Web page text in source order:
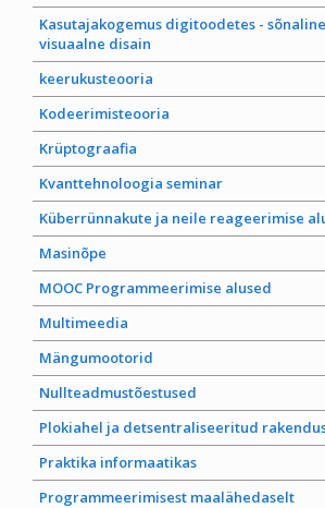
Kasutajakogemus digitoodetes -
visuaalne disain
keerukusteooria
Kodeerimisteooria
Krüptograafia
Kvanttehnoloogia seminar
Küberrünnakute ja neile reageerimise
Masinõpe
MOOC Programmeerimise alused
Multimeedia
Mängumootorid
Nullteadmustõestused
Plokiahel ja detsentraliseeritud
Praktika informaatikas
Programmeerimisest maalähedaselt